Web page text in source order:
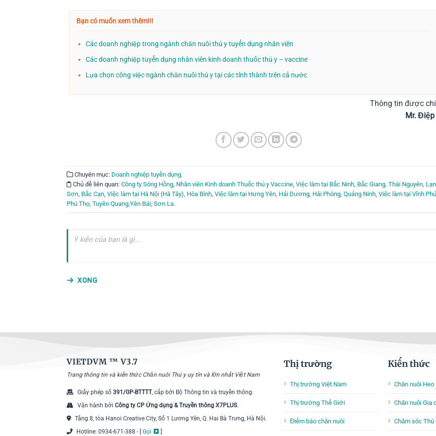
Bạn có muốn xem thêm!!!
Các doanh nghiệp trong ngành chăn nuôi thú y tuyển dụng nhân viên
Các doanh nghiệp tuyển dụng nhân viên kinh doanh thuốc thú y – vaccine
Lựa chọn công việc ngành chăn nuôi thú y tại các tỉnh thành trên cả nước
Thông tin được
Mr.
Chuyên mục: Doanh nghiệp tuyển dụng.
Chủ đề liên quan: Công ty Sóng Hồng Nhân viên Kinh doanh Thuốc thú y Vaccine Việc làm tại Bắc Ninh, Bắc Giang, Thái Nguyên,
Sơn, Bắc Cạn Việc làm tại Hà Nội (Hà Tây), Hòa Bình Việc làm tại Hưng Yên, Hải Dương, Hải Phòng, Quảng Ninh Việc làm tại Vĩnh
Phú Thọ, Tuyên Quang,Yên Bái, Sơn La.
XONG
VIETDVM ™V3.7
Trang thông tin và kiến thức Chăn nuôi Thú y uy tín và lớn nhất Việt Nam
Giấy phép số 391/GP-BTTTT, cấp bởi Bộ Thông tin và truyền thông.
Vận hành bởi Công ty CP Ứng dụng & Truyền thông X7PLUS.
Tầng 8, tòa Hanoi Creative City, Số 1 Lương Yên, Q. Hai Bà Trưng, Hà Nội.
Hotline: 0934-671-388 - [ Gọi
Thị trường
Thị trường Việt Nam
Thị trường Thế Giới
Điểm báo chăn nuôi
Kiến thức
Chăn nuôi Heo
Chăn nuôi Gia
Chăm sóc